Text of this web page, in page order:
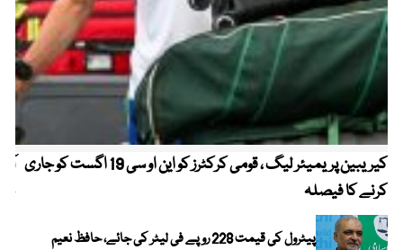
کیریبین پریمیئر لیگ ، قومی کرکٹرز کو این او سی 19 اگست کو جاری
کرنے کا فیصلہ
پیٹرول کی قیمت 228 روپے فی لیٹر کی جائے، حافظ نعیم